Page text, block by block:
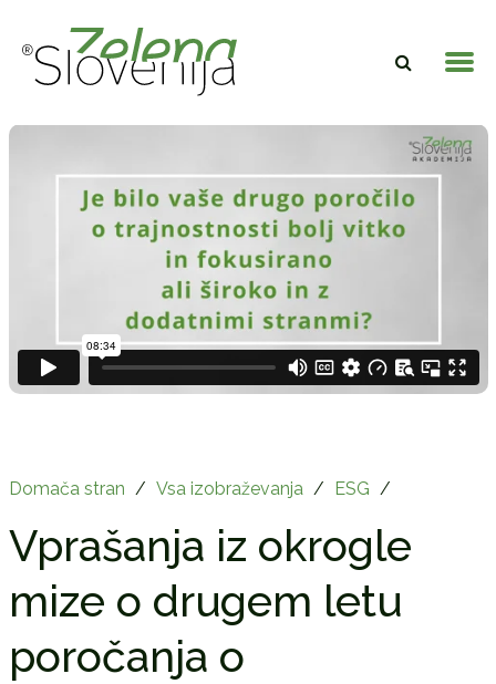
Domača stran / Vsa izobraževanja / ESG /
Vprašanja iz okrogle
mize o drugem letu
poročanja o